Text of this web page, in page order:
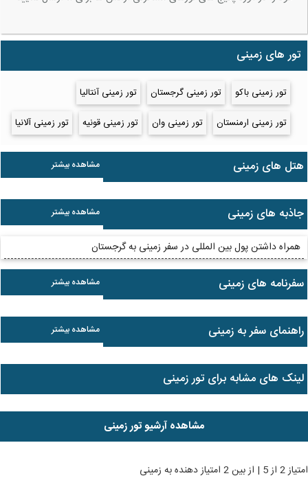
تور های زمینی
تور زمینی باکو تور زمینی گرجستان
تور زمینی آنتالیا
تور زمینی ارمنستان
تور زمینی وان تور زمینی قونیه تور زمینی آلانیا
مشاهده بیشتر هتل های زمینی
مشاهده بیشتر جاذبه های زمینی
همراه داشتن پول بین المللی در سفر زمینی به گرجستان
مشاهده بیشتر سفرنامه های زمینی
مشاهده بیشتر راهنمای سفر به زمینی
لینک های مشابه برای تور زمینی
مشاهده آرشیو تور زمینی
امتیاز2 از5 | از بین2 امتیاز دهنده به زمینی